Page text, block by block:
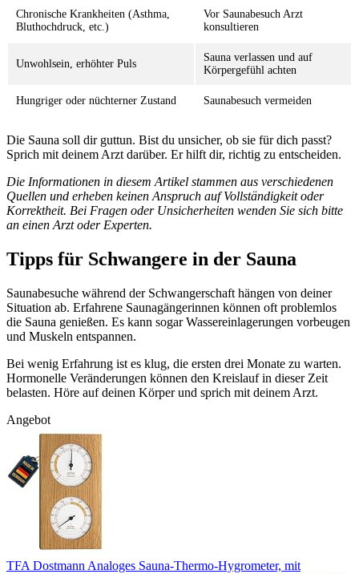
Chronische Krankheiten (Asthma,
Bluthochdruck, etc.)
Vor Saunabesuch Arzt
konsultieren
Unwohlsein, erhöhter Puls
Sauna verlassen und auf
Körpergefühl achten
Hungriger oder nüchterner Zustand Saunabesuch vermeiden
Die Sauna soll dir guttun. Bist du unsicher, ob sie für dich passt?
Sprich mit deinem Arzt darüber. Er hilft dir, richtig zu entscheiden.
Die Informationen in diesem Artikel stammen aus verschiedenen
Quellen und erheben keinen Anspruch auf Vollständigkeit oder
Korrektheit. Bei Fragen oder Unsicherheiten wenden Sie sich bitte
an einen Arzt oder Experten.
Tipps für Schwangere in der Sauna
Saunabesuche während der Schwangerschaft hängen von deiner
Situation ab. Erfahrene Saunagängerinnen können oft problemlos
die Sauna genießen. Es kann sogar Wassereinlagerungen vorbeugen
und Muskeln entspannen.
Bei wenig Erfahrung ist es klug, die ersten drei Monate zu warten.
Hormonelle Veränderungen können den Kreislauf in dieser Zeit
belasten. Höre auf deinen Körper und sprich mit deinem Arzt.
Angebot
TFA Dostmann Analoges Sauna-Thermo-Hygrometer, mit